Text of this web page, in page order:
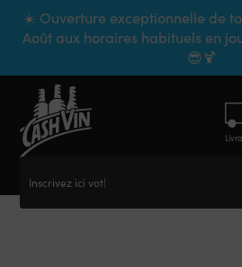
☀️ Ouverture exceptionnelle de
Août aux horaires habituels en
😎🍹
Inscrivez ici votre
Panneau de gestion des cookies